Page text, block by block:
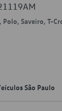
Saveiro, T-
São Paulo